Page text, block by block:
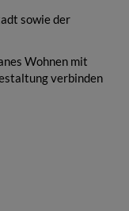
sowie der
Wohnen mit
verbinden